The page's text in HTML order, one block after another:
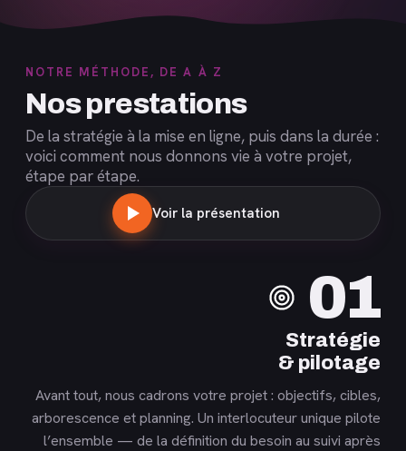
NOTRE MÉTHODE, DE A À Z
Nos prestations
De la stratégie à la mise en ligne, puis dans la durée :
voici comment nous donnons vie à votre projet,
étape par étape.
Voir la présentation
01
Stratégie
& pilotage
savoir
plus
Avant tout, nous cadrons votre projet : objectifs, cibles,
arborescence et planning. Un interlocuteur unique pilote
l’ensemble — de la définition du besoin au suivi après